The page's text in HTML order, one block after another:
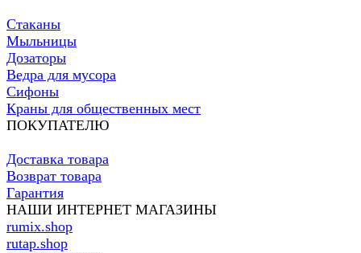
Стаканы
Мыльницы
Дозаторы
Ведра для мусора
Сифоны
Краны для общественных мест
ПОКУПАТЕЛЮ
Доставка товара
Возврат товара
Гарантия
НАШИ ИНТЕРНЕТ МАГАЗИНЫ
rumix.shop
rutap.shop